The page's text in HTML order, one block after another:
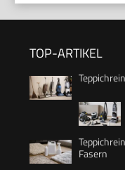
TOP-ARTIKEL
Fasern